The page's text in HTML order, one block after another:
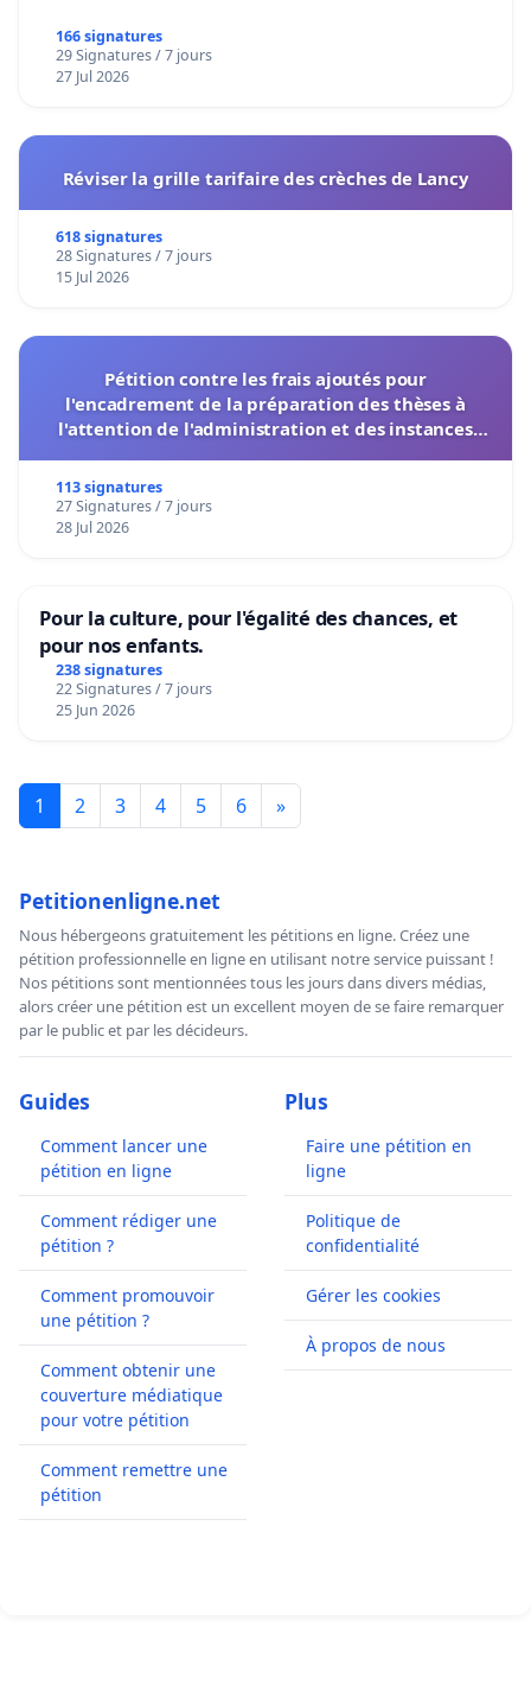
166 signatures
29 Signatures / 7 jours
27 Jul 2026
Réviser la grille tarifaire des crèches de Lancy
618 signatures
28 Signatures / 7 jours
15 Jul 2026
Pétition contre les frais ajoutés pour
l'encadrement de la préparation des thèses à
l'attention de l'administration et des instances
113 signatures
27 Signatures / 7 jours
28 Jul 2026
Pour la culture, pour l'égalité des chances, et
pour nos enfants.
238 signatures
22 Signatures / 7 jours
25 Jun 2026
1 2 3 4 5 6 »
Petitionenligne.net
Nous hébergeons gratuitement les pétitions en ligne. Créez une
pétition professionnelle en ligne en utilisant notre service puissant !
Nos pétitions sont mentionnées tous les jours dans divers médias,
alors créer une pétition est un excellent moyen de se faire remarquer
par le public et par les décideurs.
Guides
Comment lancer une
pétition en ligne
Comment rédiger une
pétition ?
Comment promouvoir
une pétition ?
Comment obtenir une
couverture médiatique
pour votre pétition
Comment remettre une
pétition
Plus
Faire une pétition en
ligne
Politique de
confidentialité
Gérer les cookies
À propos de nous